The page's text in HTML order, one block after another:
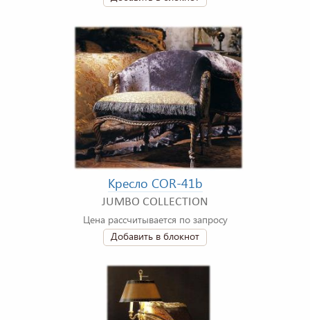
Кресло COR-41b
JUMBO COLLECTION
Цена рассчитывается по запросу
Добавить в блокнот